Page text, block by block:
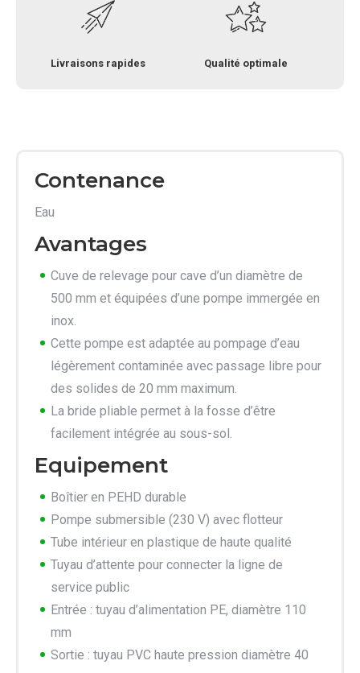
Livraisons rapides Qualité optimale
Contenance
Eau
Avantages
Cuve de relevage pour cave d’un diamètre de
500 mm et équipées d’une pompe immergée en
inox.
Cette pompe est adaptée au pompage d’eau
légèrement contaminée avec passage libre pour
des solides de 20 mm maximum.
La bride pliable permet à la fosse d’être
facilement intégrée au sous-sol.
Equipement
Boîtier en PEHD durable
Pompe submersible (230 V) avec flotteur
Tube intérieur en plastique de haute qualité
Tuyau d’attente pour connecter la ligne de
service public
Entrée : tuyau d’alimentation PE, diamètre 110
mm
Sortie : tuyau PVC haute pression diamètre 40